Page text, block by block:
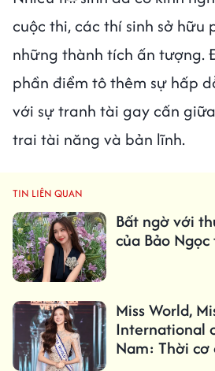
cuộc thi, các thí sinh sở hữu
những thành tích ấn tượng.
phần điểm tô thêm sự hấp
với sự tranh tài gay cấn
trai tài năng và bản lĩnh.
TIN LIÊN QUAN
Bất ngờ với
của Bảo
Miss World,
International
Nam: Thời cơ